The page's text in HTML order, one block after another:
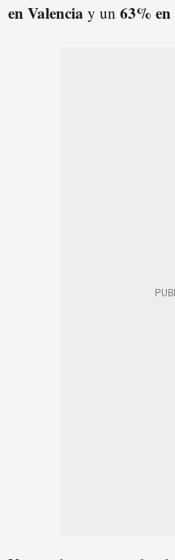
en Valencia y un 63%